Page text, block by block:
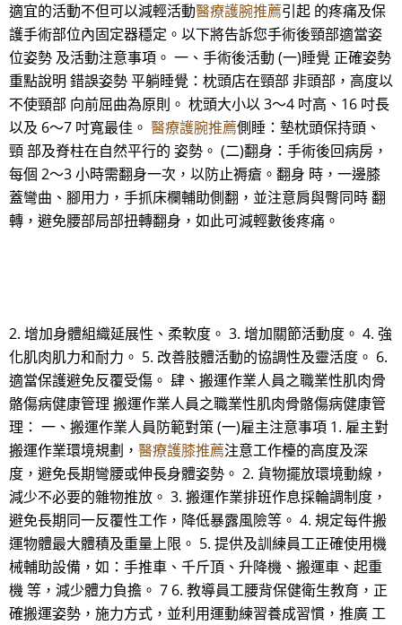
適宜的活動不但可以減輕活動醫療護腕推薦引起 的疼痛及保
護手術部位內固定器穩定。以下將告訴您手術後頸部適當姿
位姿勢 及活動注意事項。 一、手術後活動 (一)睡覺 正確姿勢
重點說明 錯誤姿勢 平躺睡覺：枕頭店在頸部 非頭部，高度以
不使頸部 向前屈曲為原則。 枕頭大小以 3～4 吋高、16 吋長
以及 6～7 吋寬最佳。 醫療護腕推薦側睡：墊枕頭保持頭、
頸 部及脊柱在自然平行的 姿勢。 (二)翻身：手術後回病房，
每個 2～3 小時需翻身一次，以防止褥瘡。翻身 時，一邊膝
蓋彎曲、腳用力，手抓床欄輔助側翻，並注意肩與臀同時 翻
轉，避免腰部局部扭轉翻身，如此可減輕數後疼痛。
2. 增加身體組織延展性、柔軟度。 3. 增加關節活動度。 4. 強
化肌肉肌力和耐力。 5. 改善肢體活動的協調性及靈活度。 6.
適當保護避免反覆受傷。 肆、搬運作業人員之職業性肌肉骨
骼傷病健康管理 搬運作業人員之職業性肌肉骨骼傷病健康管
理： 一、搬運作業人員防範對策 (一)雇主注意事項 1. 雇主對
搬運作業環境規劃， 醫療護膝推薦注意工作檯的高度及深
度，避免長期彎腰或伸長身體姿勢。 2. 貨物擺放環境動線，
減少不必要的雜物推放。 3. 搬運作業排班作息採輪調制度，
避免長期同一反覆性工作，降低暴露風險等。 4. 規定每件搬
運物體最大體積及重量上限。 5. 提供及訓練員工正確使用機
械輔助設備，如：手推車、千斤頂、升降機、搬運車、起重
機 等，減少體力負擔。 7 6. 教導員工腰背保健衛生教育，正
確搬運姿勢，施力方式，並利用運動練習養成習慣，推廣 工